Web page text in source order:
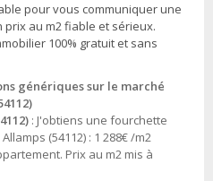
pour vous communiquer une
au m2 fiable et sérieux.
100% gratuit et sans
génériques sur le marché
: J'obtiens une fourchette
(54112) : 1 288€ /m2
Prix au m2 mis à